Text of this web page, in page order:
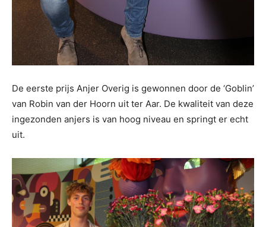
De eerste prijs Anjer Overig is gewonnen door de ‘Goblin’
van Robin van der Hoorn uit ter Aar. De kwaliteit van deze
ingezonden anjers is van hoog niveau en springt er echt
uit.